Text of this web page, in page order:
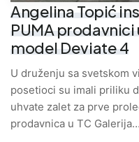
Angelina Topić
PUMA
model Deviate 4
U druženju sa svetskom
posetioci su imali priliku
uhvate zalet za prve
prodavnica u TC Galerija…